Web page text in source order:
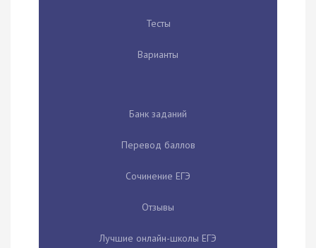
Тесты
Варианты
Банк заданий
Перевод баллов
Сочинение ЕГЭ
Отзывы
Лучшие онлайн-школы ЕГЭ